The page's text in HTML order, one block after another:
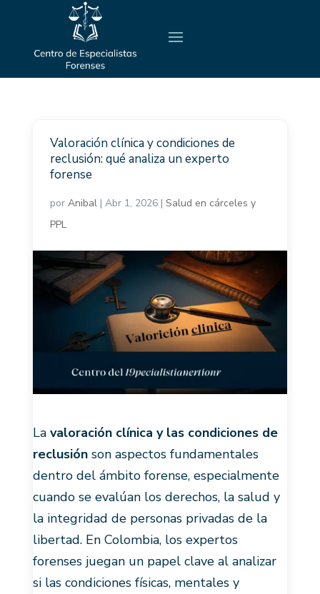
Valoración clínica y condiciones de
reclusión: qué analiza un experto
forense
por Anibal| Abr 1, 2026| Salud en cárceles y
PPL
La valoración clínica y las condiciones de
reclusiónson aspectos fundamentales
dentro del ámbito forense, especialmente
cuando se evalúan los derechos, la salud y
la integridad de personas privadas de la
libertad. En Colombia, los expertos
forenses juegan un papel clave al analizar
si las condiciones físicas, mentales y